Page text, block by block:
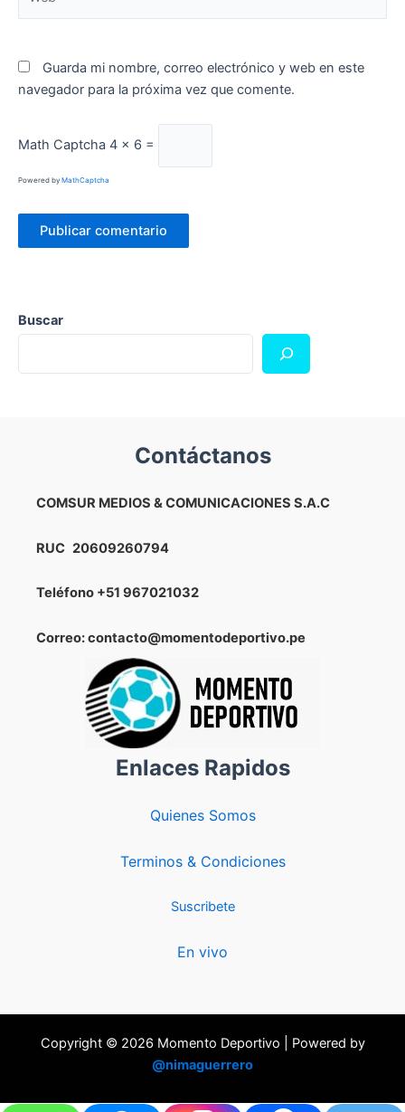
Guarda mi nombre, correo electrónico y web en este
navegador para la próxima vez que comente.
Math Captcha 4 × 6 =
Powered by MathCaptcha
Buscar
Contáctanos
COMSUR MEDIOS & COMUNICACIONES S.A.C
RUC 20609260794
Teléfono +51 967021032
Correo: contacto@momentodeportivo.pe
Enlaces Rapidos
Quienes Somos
Terminos & Condiciones
Suscribete
En vivo
Copyright © 2026 Momento Deportivo | Powered by
@nimaguerrero